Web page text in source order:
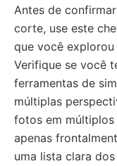
Antes de
corte, use este
que você
Verifique se você
ferramentas de
múltiplas
fotos em múltiplos
apenas
uma lista clara